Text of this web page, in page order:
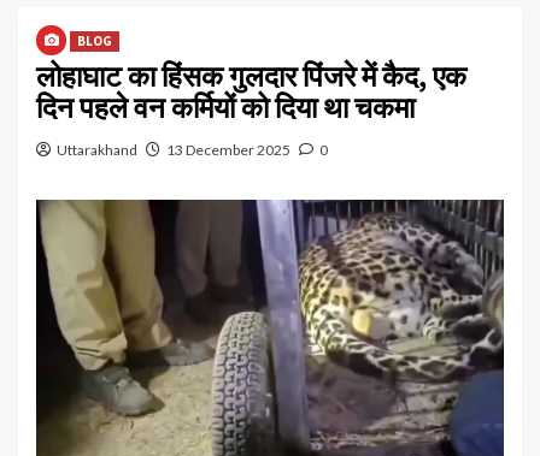
BLOG
लोहाघाट का हिंसक गुलदार पिंजरे में कैद, एक
दिन पहले वन कर्मियों को दिया था चकमा
Uttarakhand 13 December 2025 0